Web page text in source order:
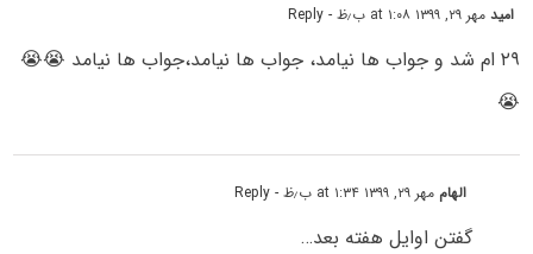
امیدمهر ۲۹, ۱۳۹۹ at ۱:۰۸ ب٫ظ - Reply
۲۹ ام شد و جواب ھا نیامد، جواب ھا نیامد،جواب ھا نیامد 😭😭
😭
الهام مهر ۲۹, ۱۳۹۹ at ۱:۳۴ ب٫ظ - Reply
گفتن اوایل هفته بعد…